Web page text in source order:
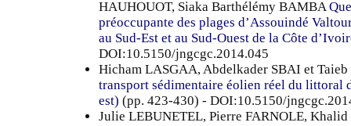
HAUHOUOT, Siaka Barthélémy BAMBA
préoccupante des plages d’Assouindé
au Sud-Est et au Sud-Ouest de la Côte
DOI:10.5150/jngcgc.2014.045
Hicham LASGAA, Abdelkader SBAI et
transport sédimentaire éolien réel du littoral
est) (pp. 423-430) - DOI:10.5150/
Julie LEBUNETEL, Pierre FARNOLE,